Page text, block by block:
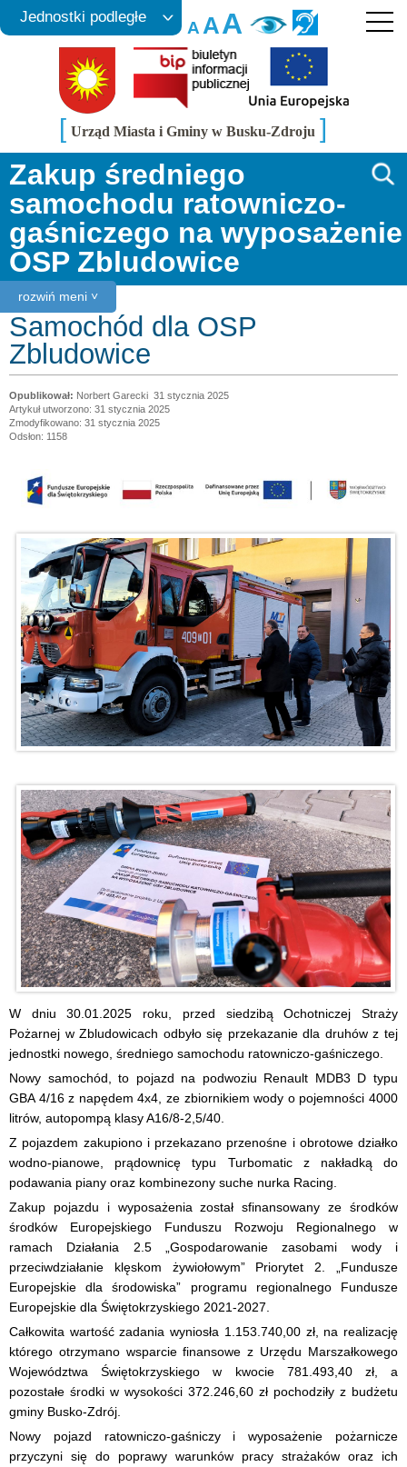
AAA
Jednostki podległe
[ Urząd Miasta i Gminy w Busku-Zdroju ]
rozwiń meni ˅
Zakup średniego
samochodu ratowniczo-
gaśniczego na wyposażenie
OSP Zbludowice
Samochód dla OSP
Zbludowice
Norbert Garecki 31 stycznia 2025
Artykuł utworzono: 31 stycznia 2025
Zmodyfikowano: 31 stycznia 2025
Odsłon: 1158
W dniu 30.01.2025 roku, przed siedzibą Ochotniczej Straży
Pożarnej w Zbludowicach odbyło się przekazanie dla druhów z tej
jednostki nowego, średniego samochodu ratowniczo-gaśniczego.
Nowy samochód, to pojazd na podwoziu Renault MDB3 D typu
GBA 4/16 z napędem 4x4, ze zbiornikiem wody o pojemności 4000
litrów, autopompą klasy A16/8-2,5/40.
Z pojazdem zakupiono i przekazano przenośne i obrotowe działko
wodno-pianowe, prądownicę typu Turbomatic z nakładką do
podawania piany oraz kombinezony suche nurka Racing.
Zakup pojazdu i wyposażenia został sfinansowany ze środków
środków Europejskiego Funduszu Rozwoju Regionalnego w
ramach Działania 2.5 „Gospodarowanie zasobami wody i
przeciwdziałanie klęskom żywiołowym” Priorytet 2. „Fundusze
Europejskie dla środowiska” programu regionalnego Fundusze
Europejskie dla Świętokrzyskiego 2021-2027.
Całkowita wartość zadania wyniosła 1.153.740,00 zł, na realizację
którego otrzymano wsparcie finansowe z Urzędu Marszałkowego
Województwa Świętokrzyskiego w kwocie 781.493,40 zł, a
pozostałe środki w wysokości 372.246,60 zł pochodziły z budżetu
gminy Busko-Zdrój.
Nowy pojazd ratowniczo-gaśniczy i wyposażenie pożarnicze
przyczyni się do poprawy warunków pracy strażaków oraz ich